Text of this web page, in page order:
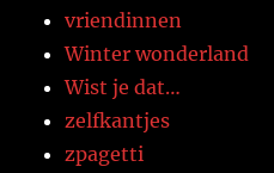
vriendinnen
Winter wonderland
Wist je dat…
zelfkantjes
zpagetti